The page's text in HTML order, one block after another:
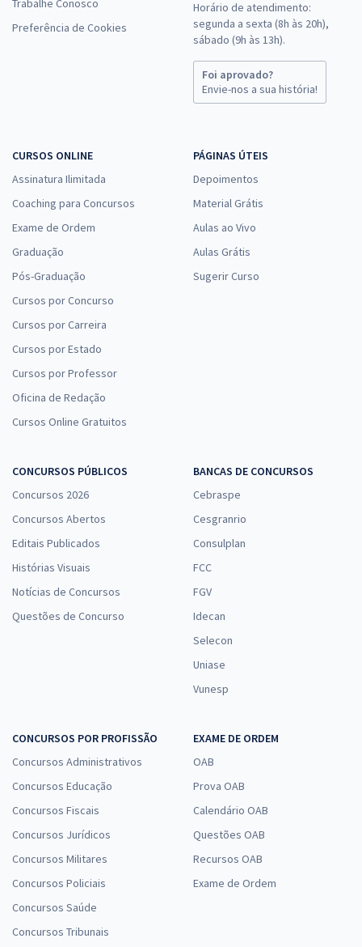
Trabalhe Conosco
Preferência de Cookies
Horário de atendimento:
segunda a sexta (8h às 20h),
sábado (9h às 13h).
Foi aprovado?
Envie-nos a sua história!
CURSOS ONLINE
Assinatura Ilimitada
Coaching para Concursos
Exame de Ordem
Graduação
Pós-Graduação
Cursos por Concurso
Cursos por Carreira
Cursos por Estado
Cursos por Professor
Oficina de Redação
Cursos Online Gratuitos
PÁGINAS ÚTEIS
Depoimentos
Material Grátis
Aulas ao Vivo
Aulas Grátis
Sugerir Curso
CONCURSOS PÚBLICOS
Concursos 2026
Concursos Abertos
Editais Publicados
Histórias Visuais
Notícias de Concursos
Questões de Concurso
BANCAS DE CONCURSOS
Cebraspe
Cesgranrio
Consulplan
FCC
FGV
Idecan
Selecon
Uniase
Vunesp
CONCURSOS POR PROFISSÃO
Concursos Administrativos
Concursos Educação
Concursos Fiscais
Concursos Jurídicos
Concursos Militares
Concursos Policiais
Concursos Saúde
Concursos Tribunais
EXAME DE ORDEM
OAB
Prova OAB
Calendário OAB
Questões OAB
Recursos OAB
Exame de Ordem